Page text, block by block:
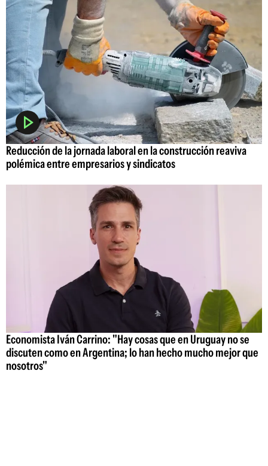
Reducción de la jornada laboral en la construcción reaviva
polémica entre empresarios y sindicatos
Economista Iván Carrino: "Hay cosas que en Uruguay no se
discuten como en Argentina; lo han hecho mucho mejor que
nosotros"